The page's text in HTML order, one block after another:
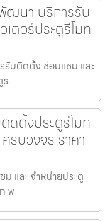
ฒนา บริการรับ
ตอร์ประตูรีโมท
บติดตั้ง ซ่อมแซม และ
ดตั้งประตูรีโมท
รบวงจร ราคา
และ จำหน่ายประตู
พ